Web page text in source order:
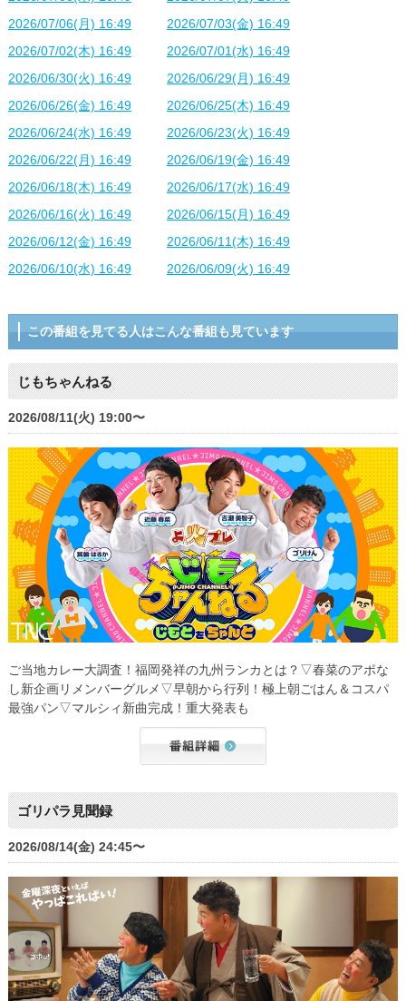
2026/07/06(月) 16:49
2026/07/03(金) 16:49
2026/07/02(木) 16:49
2026/07/01(水) 16:49
2026/06/30(火) 16:49
2026/06/29(月) 16:49
2026/06/26(金) 16:49
2026/06/25(木) 16:49
2026/06/24(水) 16:49
2026/06/23(火) 16:49
2026/06/22(月) 16:49
2026/06/19(金) 16:49
2026/06/18(木) 16:49
2026/06/17(水) 16:49
2026/06/16(火) 16:49
2026/06/15(月) 16:49
2026/06/12(金) 16:49
2026/06/11(木) 16:49
2026/06/10(水) 16:49
2026/06/09(火) 16:49
この番組を見てる人はこんな番組も見ています
じもちゃんねる
2026/08/11(火) 19:00〜
ご当地カレー大調査！福岡発祥の九州ランカとは？▽春菜のアポな
し新企画リメンバーグルメ▽早朝から行列！極上朝ごはん＆コスパ
最強パン▽マルシィ新曲完成！重大発表も
ゴリパラ見聞録
2026/08/14(金) 24:45〜